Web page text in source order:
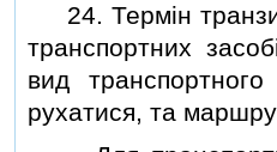
24. Термiн
транспортних
вид
рухатися, та